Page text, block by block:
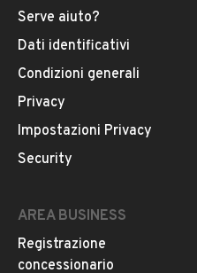
Serve aiuto?
Dati identificativi
Condizioni generali
Privacy
Impostazioni Privacy
Security
AREA BUSINESS
Registrazione
concessionario